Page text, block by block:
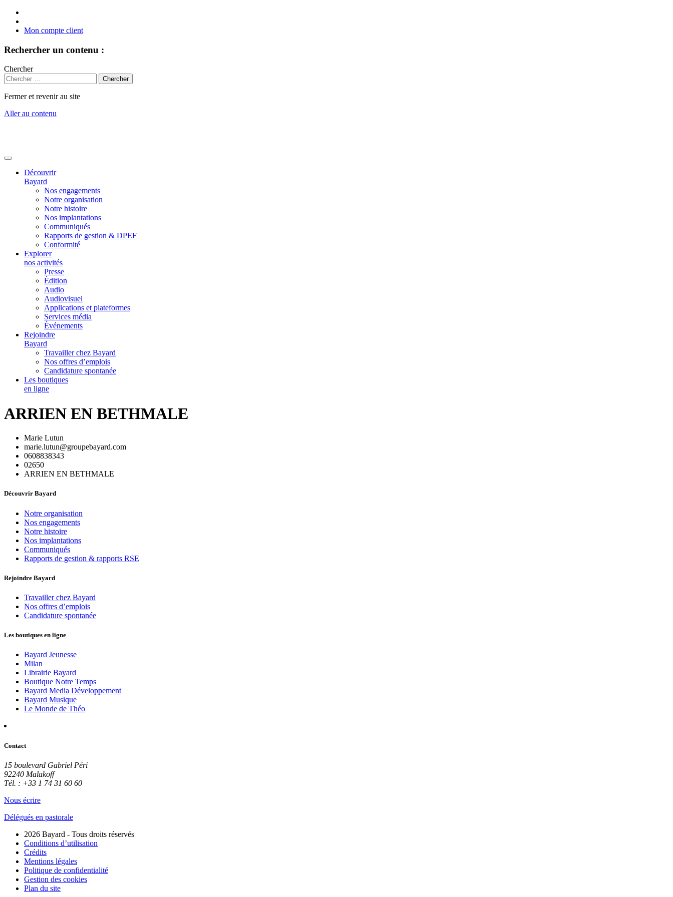
Mon compte client
Rechercher un contenu :
Chercher
Fermer et revenir au site
Aller au contenu
Découvrir
Bayard
Nos engagements
Notre organisation
Notre histoire
Nos implantations
Communiqués
Rapports de gestion & DPEF
Conformité
Explorer
nos activités
Presse
Édition
Audio
Audiovisuel
Applications et plateformes
Services média
Événements
Rejoindre
Bayard
Travailler chez Bayard
Nos offres d’emplois
Candidature spontanée
Les boutiques
en ligne
ARRIEN EN BETHMALE
Marie Lutun
marie.lutun@groupebayard.com
0608838343
02650
ARRIEN EN BETHMALE
Découvrir Bayard
Notre organisation
Nos engagements
Notre histoire
Nos implantations
Communiqués
Rapports de gestion & rapports RSE
Rejoindre Bayard
Travailler chez Bayard
Nos offres d’emplois
Candidature spontanée
Les boutiques en ligne
Bayard Jeunesse
Milan
Librairie Bayard
Boutique Notre Temps
Bayard Media Développement
Bayard Musique
Le Monde de Théo
Contact
15 boulevard Gabriel Péri
92240 Malakoff
Tél. : +33 1 74 31 60 60
Nous écrire
Délégués en pastorale
2026 Bayard - Tous droits réservés
Conditions d’utilisation
Crédits
Mentions légales
Politique de confidentialité
Gestion des cookies
Plan du site